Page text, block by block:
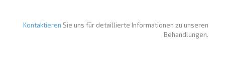
Kontaktieren Sie uns für detaillierte Informationen zu unseren
Behandlungen.